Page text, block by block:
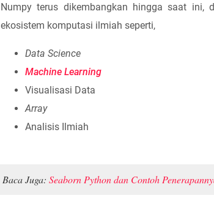
Numpy terus dikembangkan hingga saat ini,
ekosistem komputasi ilmiah seperti,
Data Science
Machine Learning
Visualisasi Data
Array
Analisis Ilmiah
Baca Juga: Seaborn Python dan Contoh